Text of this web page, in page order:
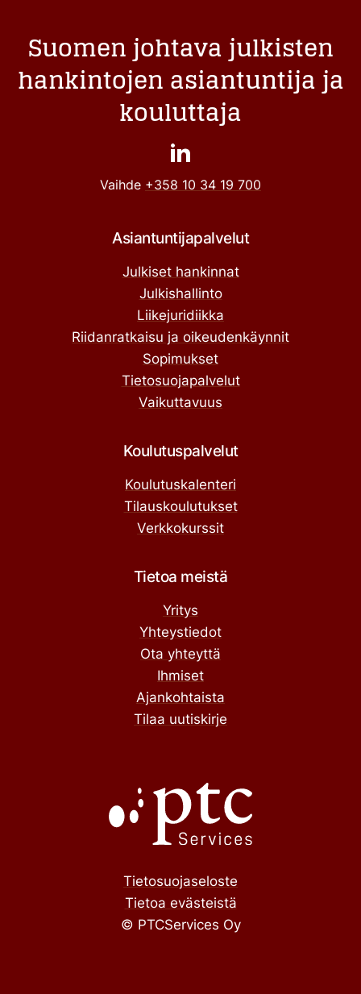
Suomen johtava julkisten
hankintojen asiantuntija ja
kouluttaja
Vaihde +358 10 34 19 700
Asiantuntijapalvelut
Julkiset hankinnat
Julkishallinto
Liikejuridiikka
Riidanratkaisu ja oikeudenkäynnit
Sopimukset
Tietosuojapalvelut
Vaikuttavuus
Koulutuspalvelut
Koulutuskalenteri
Tilauskoulutukset
Verkkokurssit
Tietoa meistä
Yritys
Yhteystiedot
Ota yhteyttä
Ihmiset
Ajankohtaista
Tilaa uutiskirje
Tietosuojaseloste
Tietoa evästeistä
© PTCServices Oy